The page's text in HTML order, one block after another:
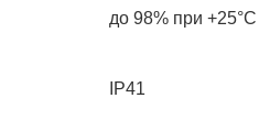
до 98% при +25°С
IP41